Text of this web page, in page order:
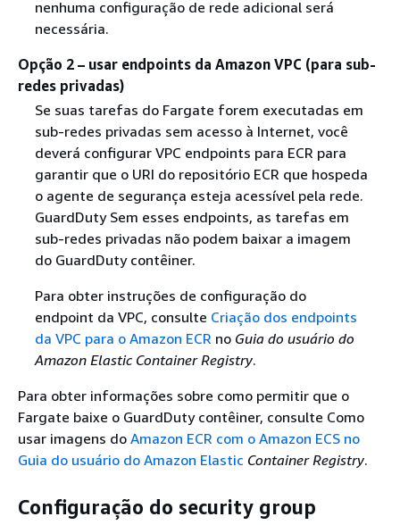
nenhuma configuração de rede adicional será
necessária.
Opção 2 – usar endpoints da Amazon VPC (para sub-
redes privadas)
Se suas tarefas do Fargate forem executadas em
sub-redes privadas sem acesso à Internet, você
deverá configurar VPC endpoints para ECR para
garantir que o URI do repositório ECR que hospeda
o agente de segurança esteja acessível pela rede.
GuardDuty Sem esses endpoints, as tarefas em
sub-redes privadas não podem baixar a imagem
do GuardDuty contêiner.
Para obter instruções de configuração do
endpoint da VPC, consulte Criação dos endpoints
da VPC para o Amazon ECR no Guia do usuário do
Amazon Elastic Container Registry.
Para obter informações sobre como permitir que o
Fargate baixe o GuardDuty contêiner, consulte Como
usar imagens do Amazon ECR com o Amazon ECS no
Guia do usuário do Amazon Elastic Container Registry.
Configuração do security group